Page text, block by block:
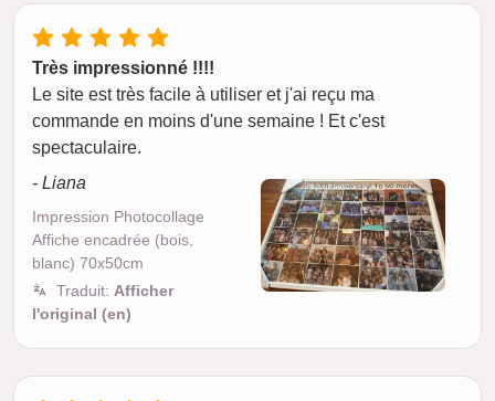
Très impressionné !!!!
Le site est très facile à utiliser et j'ai reçu ma
commande en moins d'une semaine ! Et c'est
spectaculaire.
- Liana
Impression Photocollage
Affiche encadrée (bois,
blanc) 70x50cm
Traduit: Afficher
l'original (en)